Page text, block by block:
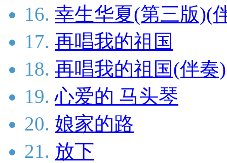
16. 幸生华夏(第三版)(
17. 再唱我的祖国
18. 再唱我的祖国(伴奏)
19. 心爱的 马头琴
20. 娘家的路
21. 放下